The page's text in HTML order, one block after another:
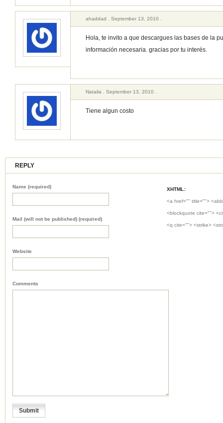
ahaddad . September 13, 2010 .
Hola, te invito a que descargues las bases de la
información necesaria. gracias por tu interés.
Natalia . September 13, 2010 .
Tiene algun costo
REPLY
XHTML::
<a href="" title="">
<blockquote cite="">
<q cite=""> <strike>
Name (required)
Mail (will not be published) (required)
Website
Comments